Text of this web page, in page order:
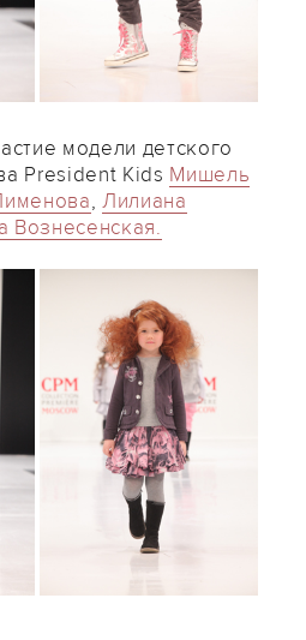
модели детского
President Kids Мишель
,Лилиана
Вознесенская.